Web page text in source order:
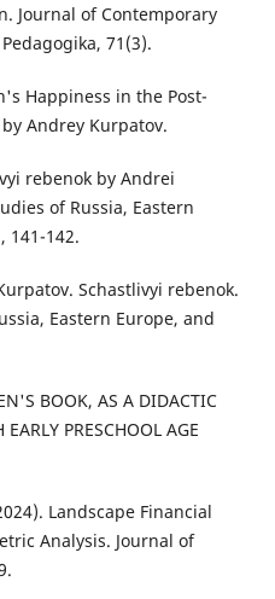
Journal of Contemporary
71(3).
Happiness in the Post-
Andrey Kurpatov.
rebenok by Andrei
of Russia, Eastern
141-142.
Schastlivyi rebenok.
Eastern Europe, and
BOOK, AS A DIDACTIC
PRESCHOOL AGE
Landscape Financial
Analysis. Journal of